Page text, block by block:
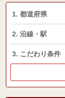
1. 都道府県
2. 沿線・駅
3. こだわり条件